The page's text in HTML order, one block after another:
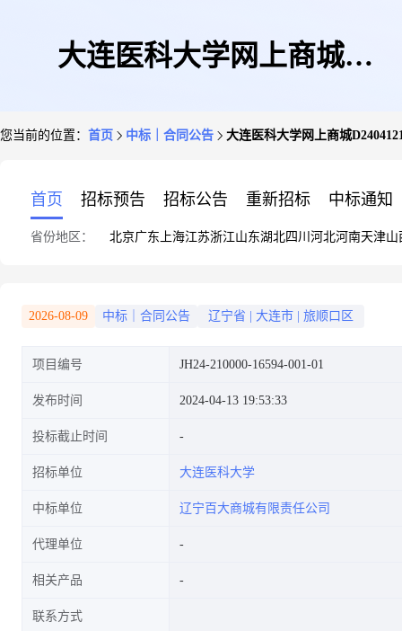
大连医科大学网上商城
您当前的位置： 首页 中标｜合同公告 大连医科大学网上商城
首页 招标预告 招标公告 重新招标 中标通知
省份地区： 北京广东 上海江苏浙江山东湖北四川 河北河南天津山
2026-08-09 中标｜合同公告 辽宁省 大连市 旅顺口区
项目编号 JH24-210000-16594-001-01
发布时间 2024-04-13 19:53:33
投标截止时间
招标单位 大连医科大学
中标单位 辽宁百大商城有限责任公司
代理单位
相关产品
联系方式